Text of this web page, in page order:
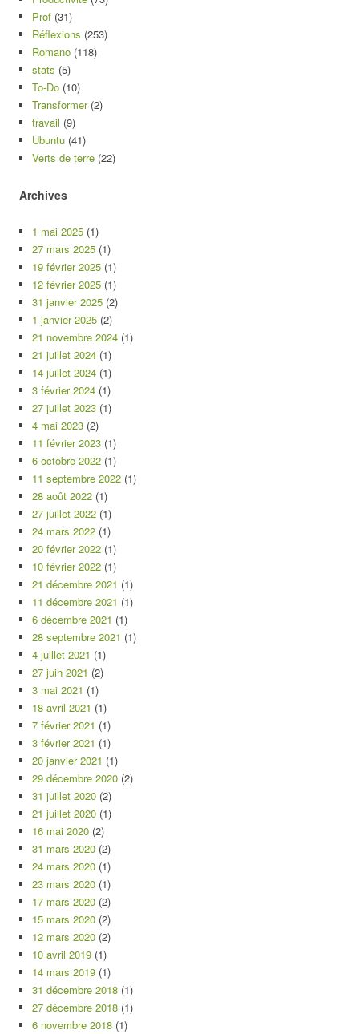
Prof (31)
Réflexions (253)
Romano (118)
stats (5)
To-Do (10)
Transformer(2)
travail (9)
Ubuntu (41)
Verts de terre (22)
Archives
1 mai 2025 (1)
27 mars 2025 (1)
19 février 2025 (1)
12 février 2025 (1)
31 janvier 2025 (2)
1 janvier 2025 (2)
21 novembre 2024 (1)
21 juillet 2024 (1)
14 juillet 2024 (1)
3 février 2024 (1)
27 juillet 2023 (1)
4 mai 2023 (2)
11 février 2023 (1)
6 octobre 2022 (1)
11 septembre 2022 (1)
28 août 2022 (1)
27 juillet 2022 (1)
24 mars 2022 (1)
20 février 2022 (1)
10 février 2022 (1)
21 décembre 2021 (1)
11 décembre 2021 (1)
6 décembre 2021 (1)
28 septembre 2021 (1)
4 juillet 2021 (1)
27 juin 2021 (2)
3 mai 2021 (1)
18 avril 2021 (1)
7 février 2021 (1)
3 février 2021 (1)
20 janvier 2021 (1)
29 décembre 2020 (2)
31 juillet 2020 (2)
21 juillet 2020 (1)
16 mai 2020 (2)
31 mars 2020 (2)
24 mars 2020 (1)
23 mars 2020 (1)
17 mars 2020 (2)
15 mars 2020 (2)
12 mars 2020 (2)
10 avril 2019 (1)
14 mars 2019 (1)
31 décembre 2018 (1)
27 décembre 2018 (1)
6 novembre 2018 (1)